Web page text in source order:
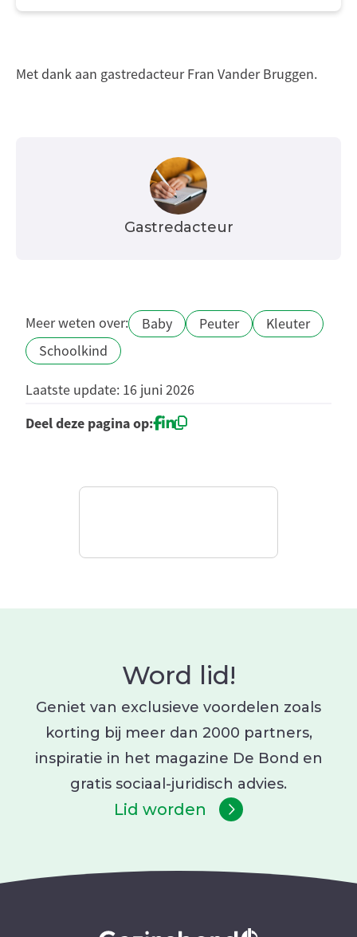
Met dank aan gastredacteur Fran Vander Bruggen.
Gastredacteur
Meer weten over: Baby Peuter
Kleuter
Schoolkind
Laatste update: 16 juni 2026
Deel deze pagina op:
Word lid!
Geniet van exclusieve voordelen zoals
korting bij meer dan 2000 partners,
inspiratie in het magazine De Bond en
gratis sociaal-juridisch advies.
Lid worden